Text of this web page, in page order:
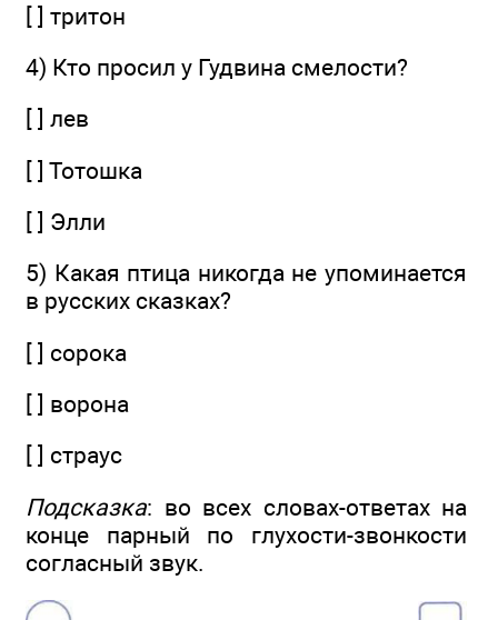
[ ] тритон
4) Кто просил у Гудвина смелости?
[ ] лев
[ ] Тотошка
[ ] Элли
5) Какая птица никогда не упоминается
в русских сказках?
[ ] сорока
[ ] ворона
[ ] страус
Подсказка: во всех словах-ответах на
конце парный по глухости-звонкости
согласный звук.